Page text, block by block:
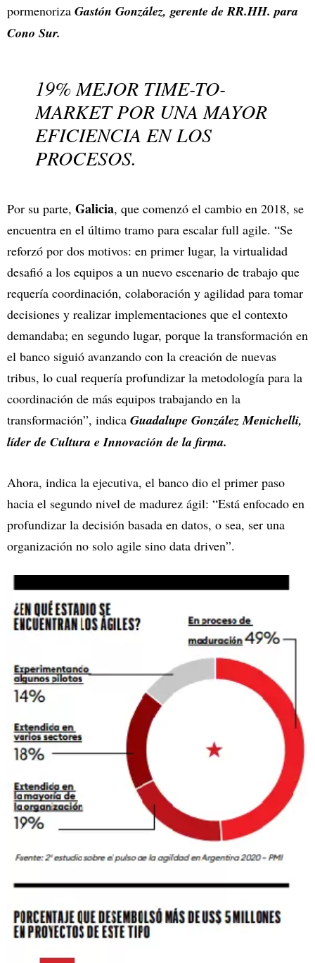
pormenoriza Gastón González, gerente de RR.HH. para
Cono Sur.
19% MEJOR TIME-TO-
MARKET POR UNA MAYOR
EFICIENCIA EN LOS
PROCESOS.
Por su parte, Galicia, que comenzó el cambio en 2018, se
encuentra en el último tramo para escalar full agile. “Se
reforzó por dos motivos: en primer lugar, la virtualidad
desafió a los equipos a un nuevo escenario de trabajo que
requería coordinación, colaboración y agilidad para tomar
decisiones y realizar implementaciones que el contexto
demandaba; en segundo lugar, porque la transformación en
el banco siguió avanzando con la creación de nuevas
tribus, lo cual requería profundizar la metodología para la
coordinación de más equipos trabajando en la
transformación”, indica Guadalupe González Menichelli,
líder de Cultura e Innovación de la firma.
Ahora, indica la ejecutiva, el banco dio el primer paso
hacia el segundo nivel de madurez ágil: “Está enfocado en
profundizar la decisión basada en datos, o sea, ser una
organización no solo agile sino data driven”.